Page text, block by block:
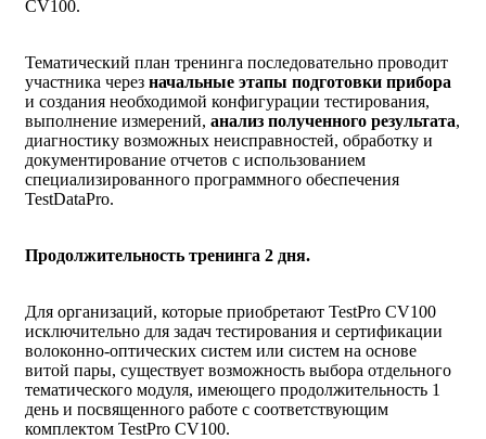
CV100.
Тематический план тренинга последовательно проводит
участника через начальные этапы подготовки прибора
и создания необходимой конфигурации тестирования,
выполнение измерений, анализ полученного результата,
диагностику возможных неисправностей, обработку и
документирование отчетов с использованием
специализированного программного обеспечения
TestDataPro.
Продолжительность тренинга 2 дня.
Для организаций, которые приобретают TestPro CV100
исключительно для задач тестирования и сертификации
волоконно-оптических систем или систем на основе
витой пары, существует возможность выбора отдельного
тематического модуля, имеющего продолжительность 1
день и посвященного работе с соответствующим
комплектом TestPro CV100.